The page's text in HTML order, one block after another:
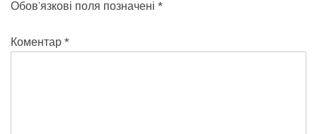
Обов’язкові поля позначені *
Коментар *